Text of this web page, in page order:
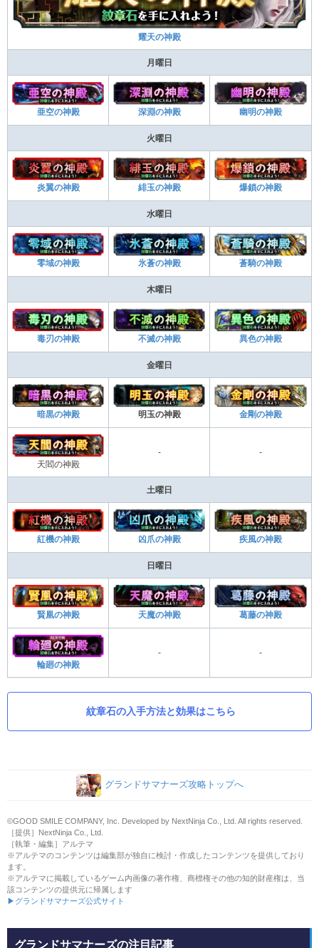
耀天の神殿
月曜日
亜空の神殿 深淵の神殿 幽明の神殿
火曜日
炎翼の神殿 緋玉の神殿 爆鎖の神殿
水曜日
零域の神殿 氷蒼の神殿 蒼騎の神殿
木曜日
毒刃の神殿 不滅の神殿 異色の神殿
金曜日
暗黒の神殿 明玉の神殿 金剛の神殿
天閻の神殿
- -
土曜日
紅機の神殿 凶爪の神殿 疾風の神殿
日曜日
賢凰の神殿 天魔の神殿 葛藤の神殿
輪廻の神殿
- -
紋章石の入手方法と効果はこちら
グランドサマナーズ攻略トップへ
©GOOD SMILE COMPANY, Inc. Developed by NextNinja Co., Ltd. All rights reserved.
［提供］NextNinja Co., Ltd.
［執筆・編集］アルテマ
※アルテマのコンテンツは編集部が独自に検討・作成したコンテンツを提供しており
ます。
※アルテマに掲載しているゲーム内画像の著作権、商標権その他の知的財産権は、当
該コンテンツの提供元に帰属します
▶グランドサマナーズ公式サイト
グランドサマナーズの注目記事